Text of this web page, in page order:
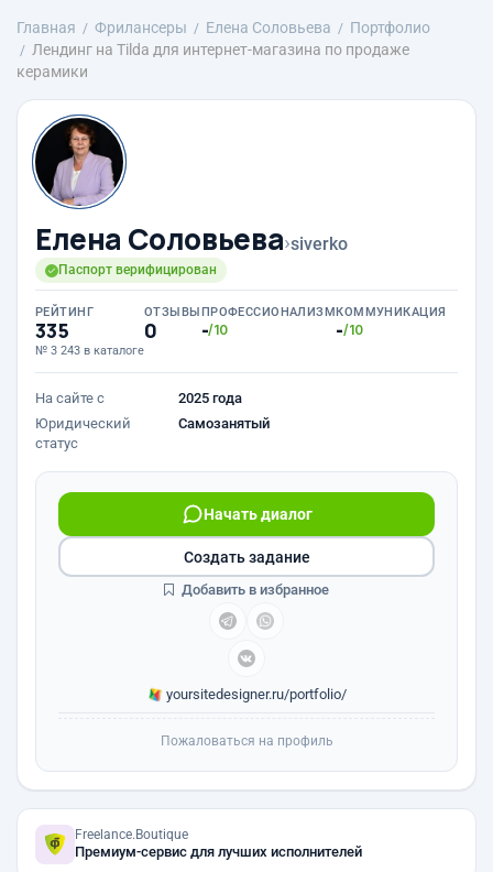
Главная Фрилансеры Елена Соловьева
Портфолио
Лендинг на Tilda для интернет-магазина по продаже
керамики
Елена Соловьева›siverko
Паспорт верифицирован
РЕЙТИНГ
335
№ 3 243 в каталоге
ОТЗЫВЫ
0
ПРОФЕССИОНАЛИЗМ
-/10
КОММУНИКАЦИЯ
-/10
На сайте с
2025 года
Юридический
статус
Самозанятый
Начать диалог
yoursitedesigner.ru/portfolio/
Создать задание
Добавить в избранное
Пожаловаться на профиль
Freelance.Boutique
Премиум-сервис для лучших исполнителей